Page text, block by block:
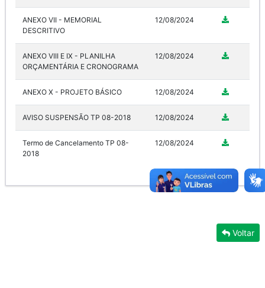
ANEXO VII - MEMORIAL
DESCRITIVO
12/08/2024
ANEXO VIII E IX - PLANILHA
ORÇAMENTÁRIA E CRONOGRAMA
12/08/2024
ANEXO X - PROJETO BÁSICO 12/08/2024
AVISO SUSPENSÃO TP 08-2018 12/08/2024
Termo de Cancelamento TP 08-
2018
12/08/2024
Voltar